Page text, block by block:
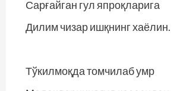
Сарғайган гул япроқларига
Дилим чизар ишқнинг хаёлин.
Тўкилмоқда томчилаб умр